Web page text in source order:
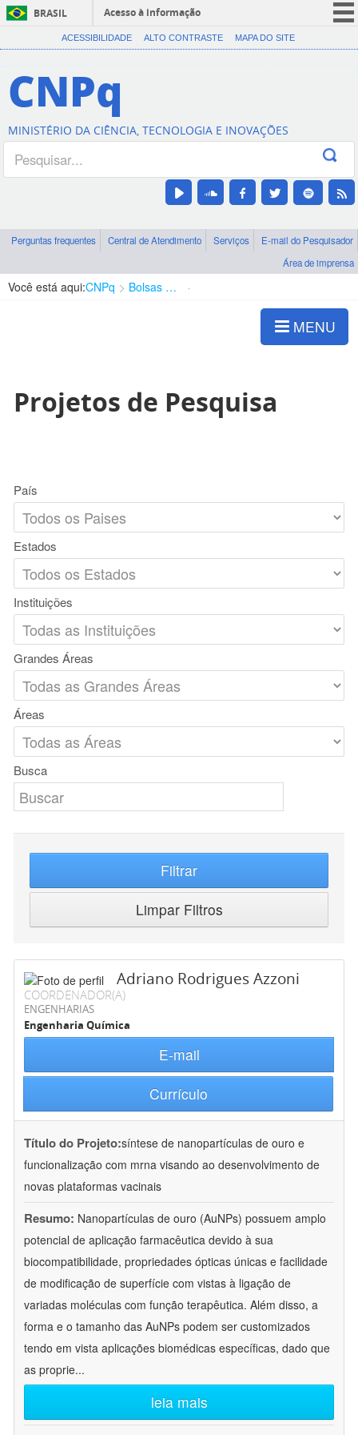
BRASIL
Acesso à informação
CORONAVÍRUS (COVID-19)
Canais
ACESSIBILIDADE ALTO CONTRASTE MAPA DO SITE
CNPq
MINISTÉRIO DA CIÊNCIA, TECNOLOGIA E INOVAÇÕES
Perguntas frequentes Central de Atendimento Serviços
E-mail do Pesquisador
Área de imprensa
Você está aqui:CNPq Bolsas e Auxílios Vigentes
MENU
Projetos de Pesquisa
País
Estados
Instituições
Grandes Áreas
Áreas
Busca
Filtrar
Limpar Filtros
Adriano Rodrigues Azzoni
COORDENADOR(A)
ENGENHARIAS
Engenharia Química
E-mail
Currículo
Título do Projeto:síntese de nanopartículas de ouro e
funcionalização com mrna visando ao desenvolvimento de
novas plataformas vacinais
Resumo: Nanopartículas de ouro (AuNPs) possuem amplo
potencial de aplicação farmacêutica devido à sua
biocompatibilidade, propriedades ópticas únicas e facilidade
de modificação de superfície com vistas à ligação de
variadas moléculas com função terapêutica. Além disso, a
forma e o tamanho das AuNPs podem ser customizados
tendo em vista aplicações biomédicas específicas, dado que
as proprie...
leia mais